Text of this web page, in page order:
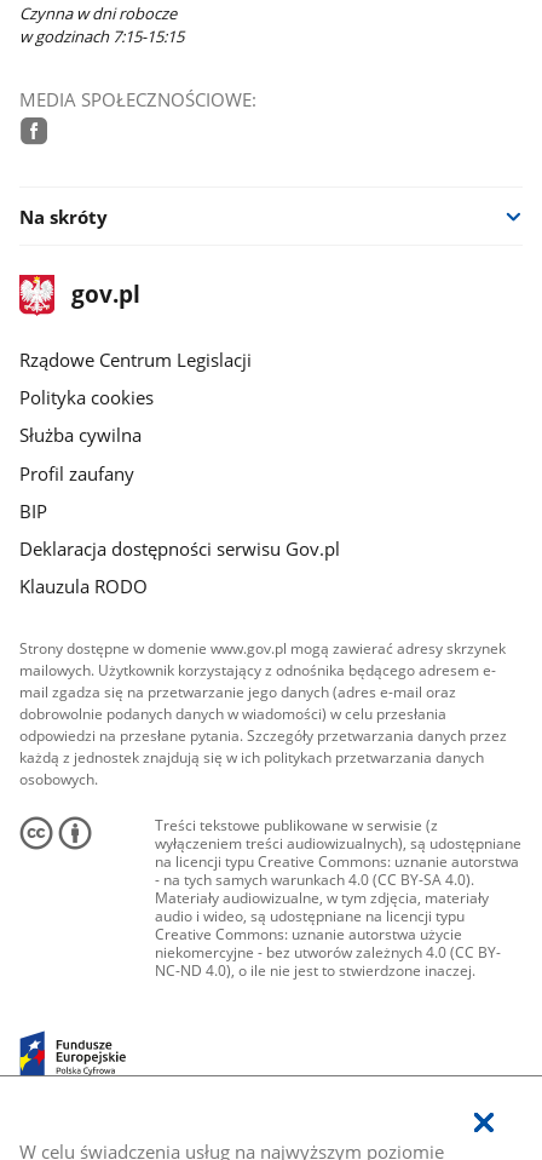
W celu świadczenia usług na najwyższym poziomie
Czynna w dni robocze
w godzinach 7:15-15:15
MEDIA SPOŁECZNOŚCIOWE:
Na skróty
stopka
gov.plStrona
gov.pl
Rządowe Centrum Legislacji
Polityka cookies
Służba cywilna
Profil zaufany
BIP
Deklaracja dostępności serwisu Gov.pl
Klauzula RODO
Strony dostępne w domenie www.gov.pl mogą zawierać adresy skrzynek
mailowych. Użytkownik korzystający z odnośnika będącego adresem e-
mail zgadza się na przetwarzanie jego danych (adres e-mail oraz
dobrowolnie podanych danych w wiadomości) w celu przesłania
odpowiedzi na przesłane pytania. Szczegóły przetwarzania danych przez
każdą z jednostek znajdują się w ich politykach przetwarzania danych
osobowych.
Treści tekstowe publikowane w serwisie (z
wyłączeniem treści audiowizualnych), są udostępniane
na licencji typu Creative Commons: uznanie autorstwa
- na tych samych warunkach 4.0 (CC BY-SA 4.0).
Materiały audiowizualne, w tym zdjęcia, materiały
audio i wideo, są udostępniane na licencji typu
Creative Commons: uznanie autorstwa użycie
niekomercyjne - bez utworów zależnych 4.0 (CC BY-
NC-ND 4.0), o ile nie jest to stwierdzone inaczej.